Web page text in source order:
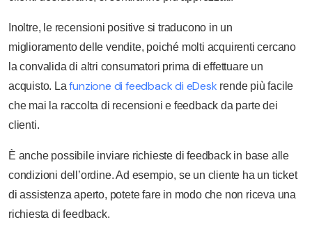
Inoltre, le recensioni positive si traducono in un
miglioramento delle vendite, poiché molti acquirenti cercano
la convalida di altri consumatori prima di effettuare un
acquisto. Lafunzione di feedback di eDesk rende più facile
che mai la raccolta di recensioni e feedback da parte dei
clienti.
È anche possibile inviare richieste di feedback in base alle
condizioni dell’ordine. Ad esempio, se un cliente ha un ticket
di assistenza aperto, potete fare in modo che non riceva una
richiesta di feedback.